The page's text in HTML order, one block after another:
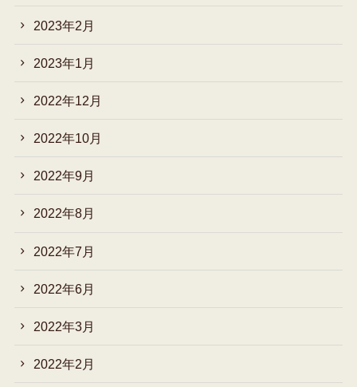
2023年2月
2023年1月
2022年12月
2022年10月
2022年9月
2022年8月
2022年7月
2022年6月
2022年3月
2022年2月